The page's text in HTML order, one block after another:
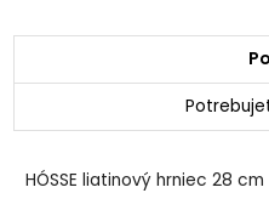
HÓSSE liatinový hrniec 28 cm